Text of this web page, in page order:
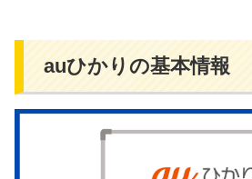
auひかりの基本情報